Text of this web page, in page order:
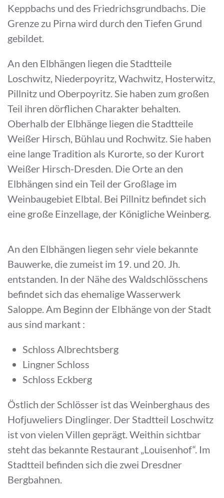
Keppbachs und des Friedrichsgrundbachs. Die
Grenze zu Pirna wird durch den Tiefen Grund
gebildet.
An den Elbhängen liegen die Stadtteile
Loschwitz, Niederpoyritz, Wachwitz, Hosterwitz,
Pillnitz und Oberpoyritz. Sie haben zum großen
Teil ihren dörflichen Charakter behalten.
Oberhalb der Elbhänge liegen die Stadtteile
Weißer Hirsch, Bühlau und Rochwitz. Sie haben
eine lange Tradition als Kurorte, so der Kurort
Weißer Hirsch-Dresden. Die Orte an den
Elbhängen sind ein Teil der Großlage im
Weinbaugebiet Elbtal. Bei Pillnitz befindet sich
eine große Einzellage, der Königliche Weinberg.
An den Elbhängen liegen sehr viele bekannte
Bauwerke, die zumeist im 19. und 20. Jh.
entstanden. In der Nähe des Waldschlösschens
befindet sich das ehemalige Wasserwerk
Saloppe. Am Beginn der Elbhänge von der Stadt
aus sind markant :
Schloss Albrechtsberg
Lingner Schloss
Schloss Eckberg
Östlich der Schlösser ist das Weinberghaus des
Hofjuweliers Dinglinger. Der Stadtteil Loschwitz
ist von vielen Villen geprägt. Weithin sichtbar
steht das bekannte Restaurant „Louisenhof“. Im
Stadtteil befinden sich die zwei Dresdner
Bergbahnen.